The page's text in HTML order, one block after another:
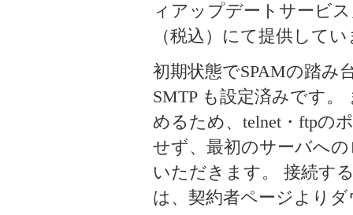
ィアップデートサービ
（税込）にて提供して
初期状態でSPAMの踏み
SMTP も設定済みです
めるため、telnet・ftpの
せず、最初のサーバへ
いただきます。 接続す
は、契約者ページより